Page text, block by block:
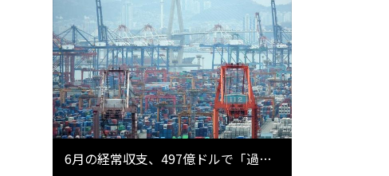
6月の経常収支、497億ドルで「過去